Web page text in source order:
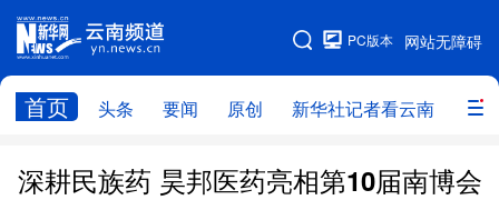
网站无障碍
PC版本
首页 头条 要闻 原创 新华社记者看云南 政务
网站地图
头条 云南要闻 本网原创
深耕民族药 昊邦医药亮相第10届南博会